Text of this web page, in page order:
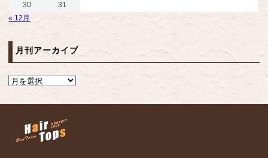
30
31
« 12月
月刊アーカイブ